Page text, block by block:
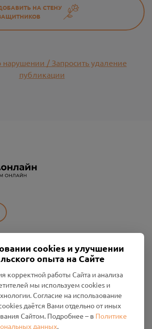
НА СТЕНУ
/ Запросить удаление
публикации
соглашение
ответственностью «Смоленский
cookies и улучшении
опыта на Сайте
корректной работы Сайта и анализа
мы используем cookies и
Согласие на использование
даётся Вами отдельно от иных
Сайтом. Подробнее – в Политике
данных.